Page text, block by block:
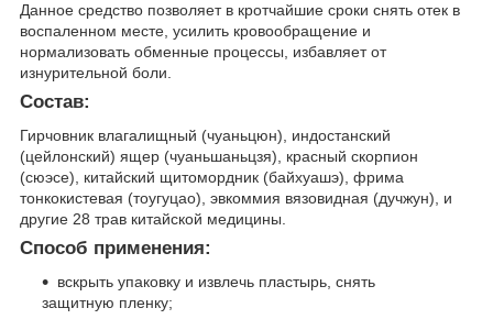
Данное средство позволяет в кротчайшие сроки снять отек в
воспаленном месте, усилить кровообращение и
нормализовать обменные процессы, избавляет от
изнурительной боли.
Состав:
Гирчовник влагалищный (чуаньцюн), индостанский
(цейлонский) ящер (чуаньшаньцзя), красный скорпион
(сюэсе), китайский щитомордник (байхуашэ), фрима
тонкокистевая (тоугуцао), эвкоммия вязовидная (дучжун), и
другие 28 трав китайской медицины.
Способ применения:
вскрыть упаковку и извлечь пластырь, снять
защитную пленку;